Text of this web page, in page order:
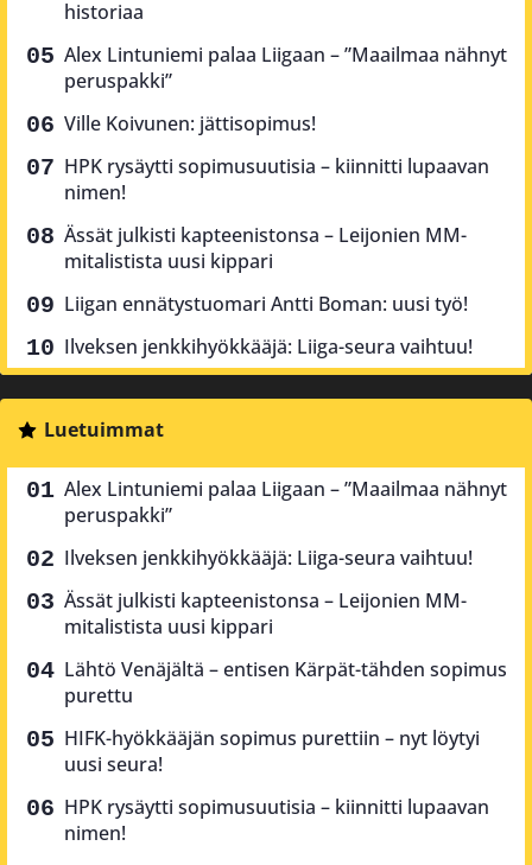
historiaa
Alex Lintuniemi palaa Liigaan – ”Maailmaa nähnyt
peruspakki”
Ville Koivunen: jättisopimus!
HPK rysäytti sopimusuutisia – kiinnitti lupaavan
nimen!
Ässät julkisti kapteenistonsa – Leijonien MM-
mitalistista uusi kippari
Liigan ennätystuomari Antti Boman: uusi työ!
Ilveksen jenkkihyökkääjä: Liiga-seura vaihtuu!
Luetuimmat
Alex Lintuniemi palaa Liigaan – ”Maailmaa nähnyt
peruspakki”
Ilveksen jenkkihyökkääjä: Liiga-seura vaihtuu!
Ässät julkisti kapteenistonsa – Leijonien MM-
mitalistista uusi kippari
Lähtö Venäjältä – entisen Kärpät-tähden sopimus
purettu
HIFK-hyökkääjän sopimus purettiin – nyt löytyi
uusi seura!
HPK rysäytti sopimusuutisia – kiinnitti lupaavan
nimen!